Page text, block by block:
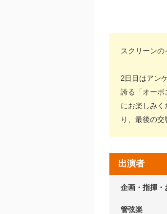
スクリーンの
2日目はアン
誇る「オーボ
にお楽しみ
り、最後の
出演者
企画・指揮・
管弦楽